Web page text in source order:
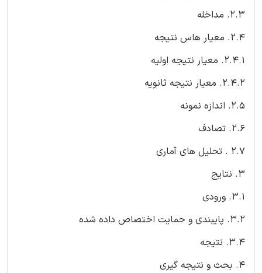
2.3. مداخله
2.4. معیار هاس نتیجه
2.4.1. معیار نتیجه اولیه
2.4.2. معیار نتیجه ثانویه
2.5. اندازه نمونه
2.6. تصادف
2.7 . تحلیل های آماری
3. نتایج
3.1. ورودی
3.2. پایبندی و حمایت اختصاص داده شده
3.4. نتیجه
4. بحث و نتیجه گیری